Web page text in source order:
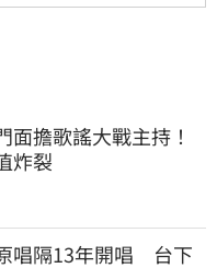
面擔歌謠大戰主持！
炸裂
唱隔13年開唱　台下